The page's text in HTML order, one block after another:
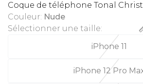
Coque de téléphone Tonal
Couleur: Nude
Sélectionner une taille:
iPhone 11
iPhone 12 Pro